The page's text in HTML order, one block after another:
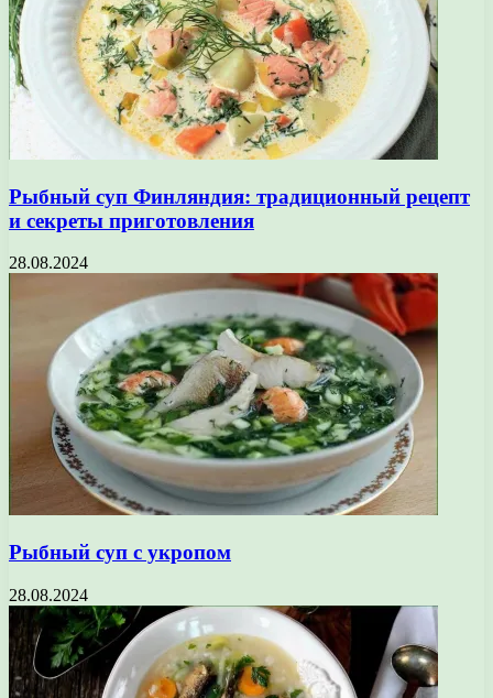
Рыбный суп Финляндия: традиционный рецепт
и секреты приготовления
28.08.2024
Рыбный суп с укропом
28.08.2024